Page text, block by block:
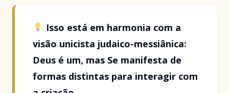
Isso está em harmonia com a
visão unicista judaico-messiânica:
Deus é um, mas Se manifesta de
formas distintas para interagir com